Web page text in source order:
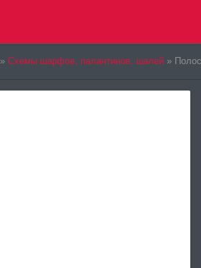
Схемы шарфов, палантинов, шалей »